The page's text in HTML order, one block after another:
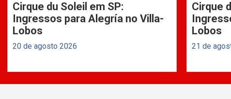
Cirque du Soleil em SP:
Ingressos para Alegría no Villa-
Lobos
20 de agosto 2026
Cirque
Lobos
21 de